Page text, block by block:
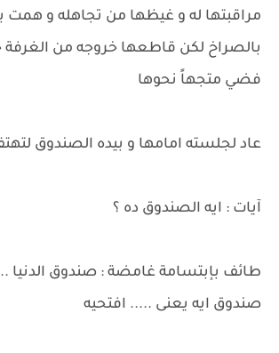
مراقبتها له و غيظها من تجاهله و همت
بالصراخ لكن قاطعها خروجه من الغرفة
فضي متجهاً نحوها
عاد لجلسته امامها و بيده الصندوق
آيات : ايه الصندوق ده ؟
طائف بإبتسامة غامضة : صندوق الدنيا
صندوق ايه يعنى ..... افتحيه